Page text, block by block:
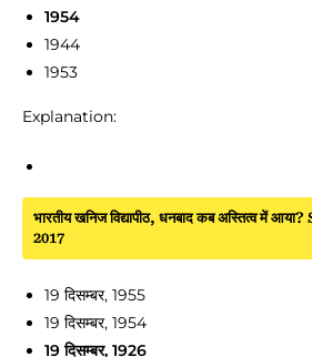
1954
1944
1953
Explanation:
भारतीय खनिज विद्यापीठ, धनबाद कब अस्तित्व में
2017
19 दिसम्बर, 1955
19 दिसम्बर, 1954
19 दिसम्बर, 1926